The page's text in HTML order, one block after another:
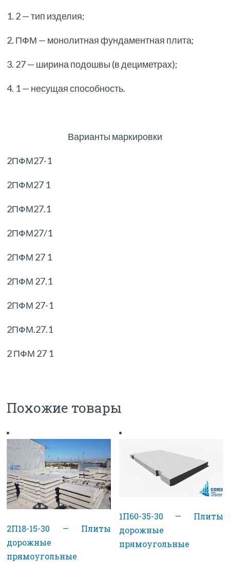
1. 2 — тип изделия;
2. ПФМ — монолитная фундаментная плита;
3. 27 — ширина подошвы (в дециметрах);
4. 1 — несущая способность.
Варианты маркировки
2ПФМ27-1
2ПФМ27 1
2ПФМ27.1
2ПФМ27/1
2ПФМ 27 1
2ПФМ 27.1
2ПФМ 27-1
2ПФМ.27.1
2 ПФМ 27 1
Похожие товары
2П18-15-30 — Плиты
дорожные
прямоугольные
1П60-35-30 — Плиты
дорожные
прямоугольные